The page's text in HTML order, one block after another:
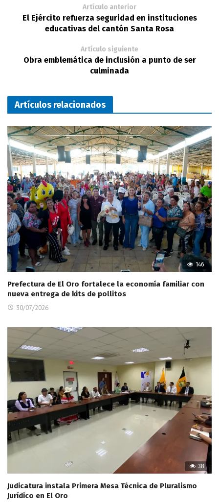
Artículo anterior
El Ejército refuerza seguridad en instituciones
educativas del cantón Santa Rosa
Artículo siguiente
Obra emblemática de inclusión a punto de ser
culminada
Artículos relacionados
146
Prefectura de El Oro fortalece la economía familiar con
nueva entrega de kits de pollitos
30/07/2026
38
Judicatura instala Primera Mesa Técnica de Pluralismo
Jurídico en El Oro